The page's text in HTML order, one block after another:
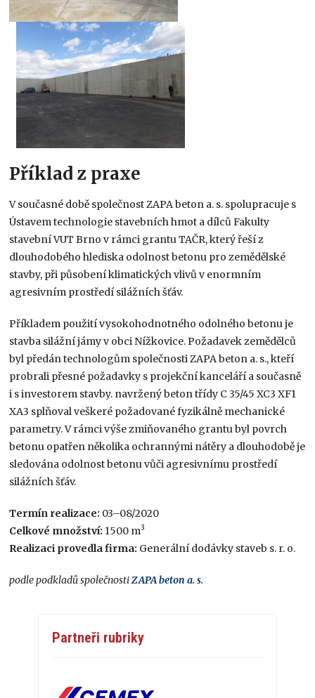
Příklad z praxe
V současné době společnost ZAPA beton a. s. spolupracuje s
Ústavem technologie stavebních hmot a dílců Fakulty
stavební VUT Brno v rámci grantu TAČR, který řeší z
dlouhodobého hlediska odolnost betonu pro zemědělské
stavby, při působení klimatických vlivů v enormním
agresivním prostředí silážních šťáv.
Příkladem použití vysokohodnotného odolného betonu je
stavba silážní jámy v obci Nížkovice. Požadavek zemědělců
byl předán technologům společnosti ZAPA beton a. s., kteří
probrali přesné požadavky s projekční kanceláří a současně
i s investorem stavby. navržený beton třídy C 35/45 XC3 XF1
XA3 splňoval veškeré požadované fyzikálně mechanické
parametry. V rámci výše zmiňovaného grantu byl povrch
betonu opatřen několika ochrannými nátěry a dlouhodobě je
sledována odolnost betonu vůči agresivnímu prostředí
silážních šťáv.
Termín realizace: 03–08/2020
Celkové množství: 1500 m3
Realizaci provedla firma: Generální dodávky staveb s. r. o.
podle podkladů společnostiZAPA beton a. s.
Partneři rubriky